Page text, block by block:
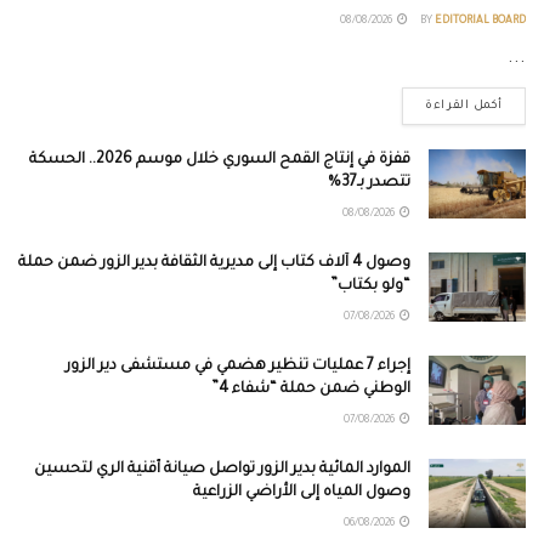
BY EDITORIAL BOARD
...
أكمل القراءة
قفزة في إنتاج القمح السوري خلال موسم 2026.. الحسكة
تتصدر بـ37%
وصول 4 آلاف كتاب إلى مديرية الثقافة بدير الزور ضمن حملة
“ولو بكتاب”
إجراء 7 عمليات تنظير هضمي في مستشفى دير الزور
الوطني ضمن حملة “شفاء 4”
الموارد المائية بدير الزور تواصل صيانة أقنية الري لتحسين
وصول المياه إلى الأراضي الزراعية